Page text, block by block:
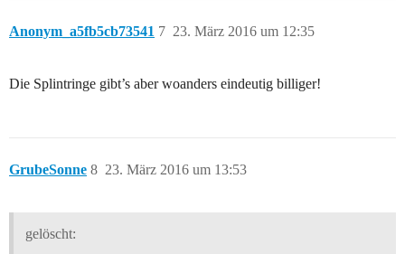
Anonym_a5fb5cb73541 23. März 2016 um 12:35
7
Die Splintringe gibt’s aber woanders eindeutig billiger!
GrubeSonne 23. März 2016 um 13:53
8
gelöscht: